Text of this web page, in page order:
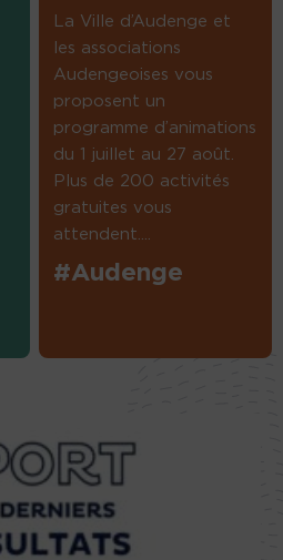
La Ville d’Audenge et
les associations
Audengeoises vous
proposent un
programme d’animations
du 1 juillet au 27 août.
Plus de 200 activités
gratuites vous
attendent....
#Audenge